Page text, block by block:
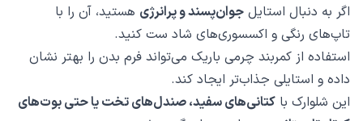
اگر به دنبال استایل جوان‌پسند و پرانرژی هستید، آن را با
تاپ‌های رنگی و اکسسوری‌های شاد ست کنید.
استفاده از کمربند چرمی باریک می‌تواند فرم بدن را بهتر نشان
داده و استایلی جذاب‌تر ایجاد کند.
این شلوارک با کتانی‌های سفید، صندل‌های تخت یا حتی بوت‌های